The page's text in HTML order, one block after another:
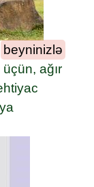
beyninizlə
üçün, ağır